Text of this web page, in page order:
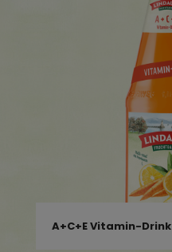
A+C+E Vitamin-Drink